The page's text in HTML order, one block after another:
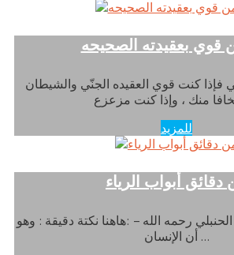
قوي بعقيدته الصحيحه
فإذا كنت قوي العقيده الجنّي والشيطان
للمزيد
دقائق أبواب الرياء
رحمه الله – :هاهنا نكتة دقيقة : وهو
أن الإنسان …